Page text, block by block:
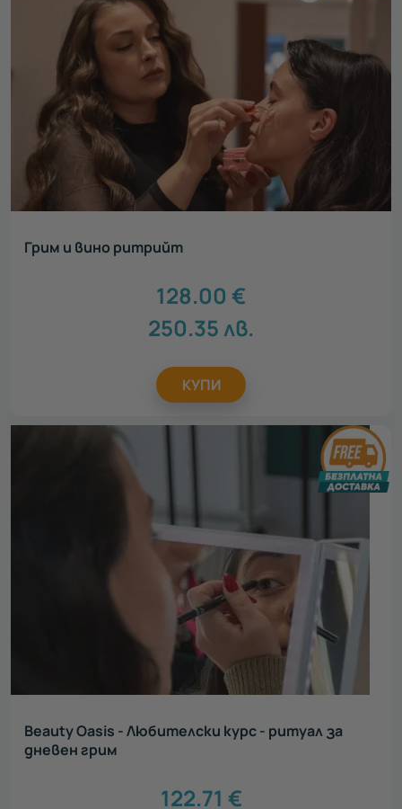
Грим и вино ритрийт
128.00 €
250.35лв.
КУПИ
Beauty Oasis - Любителски курс - ритуал за
дневен грим
122.71 €